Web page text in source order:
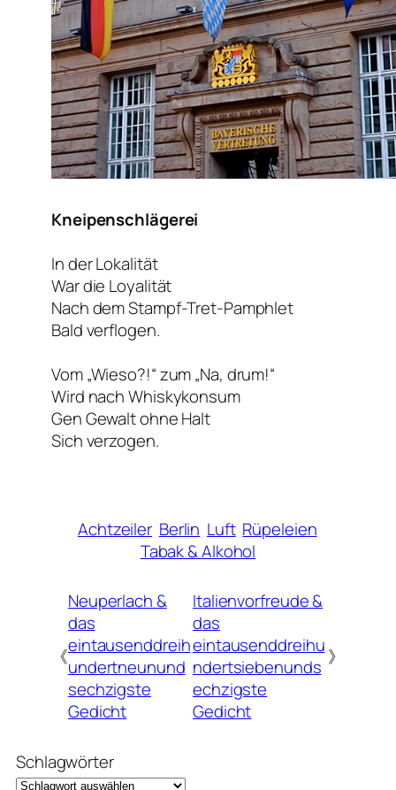
Kneipenschlägerei
In der Lokalität
War die Loyalität
Nach dem Stampf-Tret-Pamphlet
Bald verflogen.
Vom „Wieso?!“ zum „Na, drum!“
Wird nach Whiskykonsum
Gen Gewalt ohne Halt
Sich verzogen.
Achtzeiler Berlin Luft Rüpeleien
Tabak & Alkohol
《
Neuperlach &
das
eintausenddreih
undertneunund
sechzigste
Gedicht
Italienvorfreude &
das
eintausenddreihu
ndertsiebenunds
echzigste
Gedicht
》
Schlagwörter